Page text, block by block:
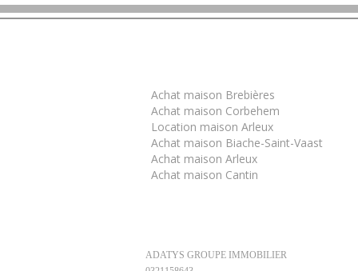
Achat maison Brebières
Achat maison Corbehem
Location maison Arleux
Achat maison Biache-Saint-Vaast
Achat maison Arleux
Achat maison Cantin
ADATYS GROUPE IMMOBILIER